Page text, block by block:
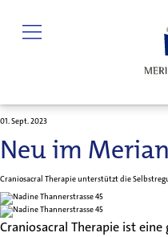
01. Sept. 2023
Neu im
Craniosacral Therapie unterstützt die
Craniosacral Therapie ist